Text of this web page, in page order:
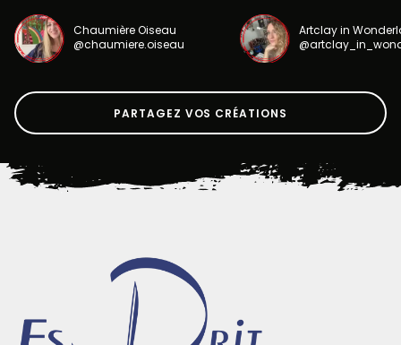
Chaumière Oiseau
@chaumiere.oiseau
Artclay in
PARTAGEZ VOS CRÉATIONS